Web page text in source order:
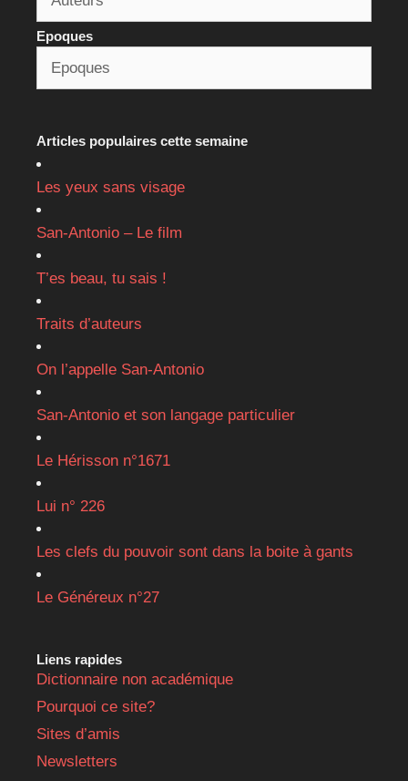
Epoques
Articles populaires cette semaine
Les yeux sans visage
San-Antonio – Le film
T’es beau, tu sais !
Traits d’auteurs
On l’appelle San-Antonio
San-Antonio et son langage particulier
Le Hérisson n°1671
Lui n° 226
Les clefs du pouvoir sont dans la boite à gants
Le Généreux n°27
Liens rapides
Dictionnaire non académique
Pourquoi ce site?
Sites d’amis
Newsletters